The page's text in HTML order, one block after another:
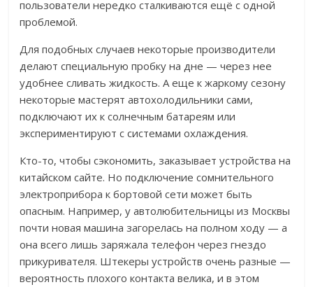
пользователи нередко сталкиваются ещё с одной
проблемой.
Для подобных случаев некоторые производители
делают специальную пробку на дне — через нее
удобнее сливать жидкость. А еще к жаркому сезону
некоторые мастерят автохолодильники сами,
подключают их к солнечным батареям или
экспериментируют с системами охлаждения.
Кто-то, чтобы сэкономить, заказывает устройства на
китайском сайте. Но подключение сомнительного
электроприбора к бортовой сети может быть
опасным. Например, у автолюбительницы из Москвы
почти новая машина загорелась на полном ходу — а
она всего лишь заряжала телефон через гнездо
прикуривателя. Штекеры устройств очень разные —
вероятность плохого контакта велика, и в этом